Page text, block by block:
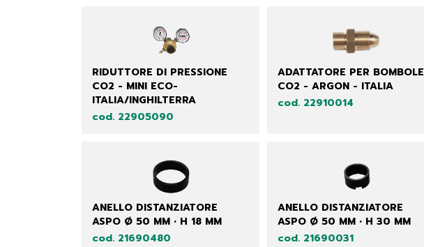
RIDUTTORE DI PRESSIONE
CO2 - MINI ECO-
ITALIA/INGHILTERRA
cod. 22905090
ADATTATORE PER BOMBOLE
CO2 - ARGON - ITALIA
cod. 22910014
ANELLO DISTANZIATORE
ASPO Ø 50 MM • H 18 MM
cod. 21690480
ANELLO DISTANZIATORE
ASPO Ø 50 MM • H 30 MM
cod. 21690031